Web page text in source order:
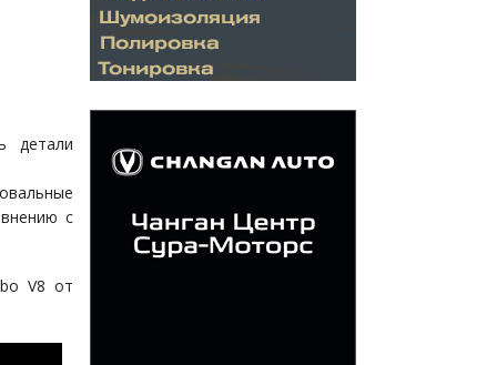
детали
с
V8 от